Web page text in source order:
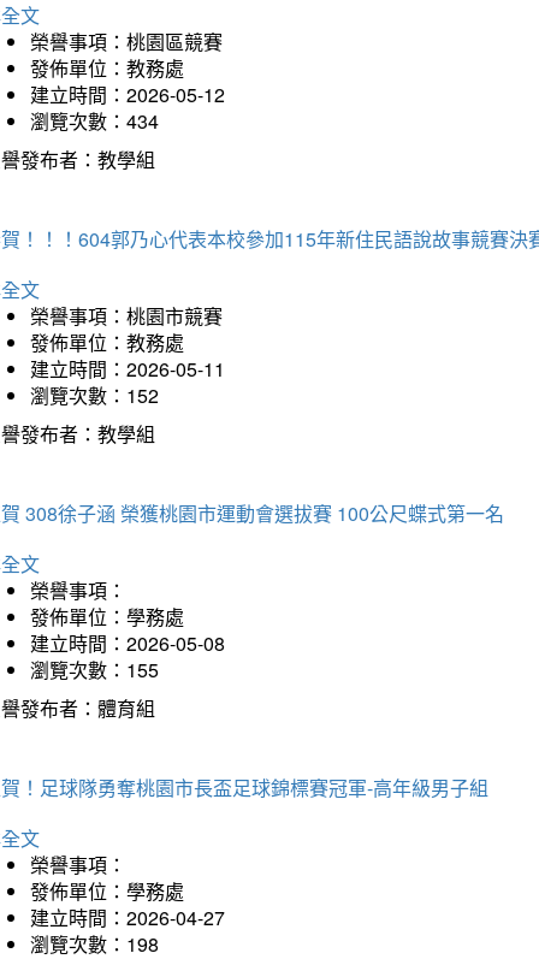
文
榮譽事項：桃園區競賽
發佈單位：教務處
建立時間：2026-05-12
瀏覽次數：434
發布者：教學組
！！！604郭乃心代表本校參加115年新住民語說故事競賽決
文
榮譽事項：桃園市競賽
發佈單位：教務處
建立時間：2026-05-11
瀏覽次數：152
發布者：教學組
308徐子涵 榮獲桃園市運動會選拔賽 100公尺蝶式第一名
文
榮譽事項：
發佈單位：學務處
建立時間：2026-05-08
瀏覽次數：155
發布者：體育組
！足球隊勇奪桃園市長盃足球錦標賽冠軍-高年級男子組
文
榮譽事項：
發佈單位：學務處
建立時間：2026-04-27
瀏覽次數：198